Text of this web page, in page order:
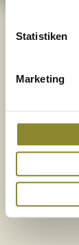
Statistiken
Marketing